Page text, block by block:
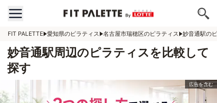
FIT PALETTE 愛知県のピラティス 名古屋市瑞穂区のピラティス 妙音通駅の
妙音通駅周辺のピラティスを比較して
探す